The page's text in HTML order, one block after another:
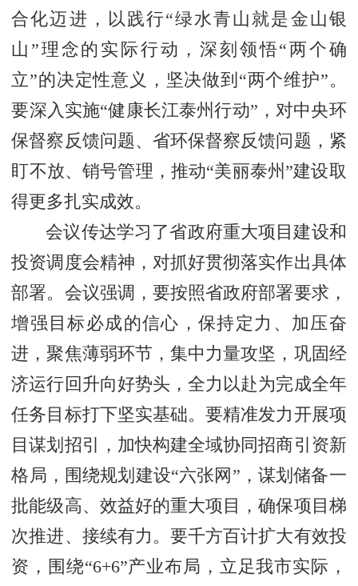
合化迈进，以践行“绿水青山就是金山银
山”理念的实际行动，深刻领悟“两个确
立”的决定性意义，坚决做到“两个维护”。
要深入实施“健康长江泰州行动”，对中央环
保督察反馈问题、省环保督察反馈问题，紧
盯不放、销号管理，推动“美丽泰州”建设取
得更多扎实成效。
会议传达学习了省政府重大项目建设和
投资调度会精神，对抓好贯彻落实作出具体
部署。会议强调，要按照省政府部署要求，
增强目标必成的信心，保持定力、加压奋
进，聚焦薄弱环节，集中力量攻坚，巩固经
济运行回升向好势头，全力以赴为完成全年
任务目标打下坚实基础。要精准发力开展项
目谋划招引，加快构建全域协同招商引资新
格局，围绕规划建设“六张网”，谋划储备一
批能级高、效益好的重大项目，确保项目梯
次推进、接续有力。要千方百计扩大有效投
资，围绕“6+6”产业布局，立足我市实际，